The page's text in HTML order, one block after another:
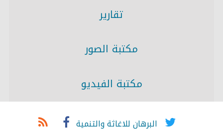
تقارير
مكتبة الصور
مكتبة الفيديو
البرهان للاغاثة والتنمية